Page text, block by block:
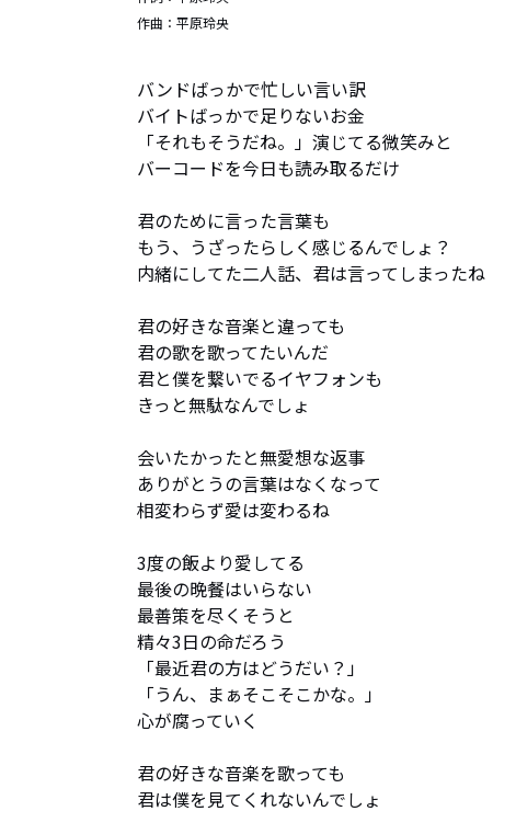
作曲： 平原玲央
バンドばっかで忙しい言い訳
バイトばっかで足りないお金
「それもそうだね。」演じてる微笑みと
バーコードを今日も読み取るだけ
君のために言った言葉も
もう、うざったらしく感じるんでしょ？
内緒にしてた二人話、君は言ってしまったね
君の好きな音楽と違っても
君の歌を歌ってたいんだ
君と僕を繋いでるイヤフォンも
きっと無駄なんでしょ
会いたかったと無愛想な返事
ありがとうの言葉はなくなって
相変わらず愛は変わるね
3度の飯より愛してる
最後の晩餐はいらない
最善策を尽くそうと
精々3日の命だろう
「最近君の方はどうだい？」
「うん、まぁそこそこかな。」
心が腐っていく
君の好きな音楽を歌っても
君は僕を見てくれないんでしょ